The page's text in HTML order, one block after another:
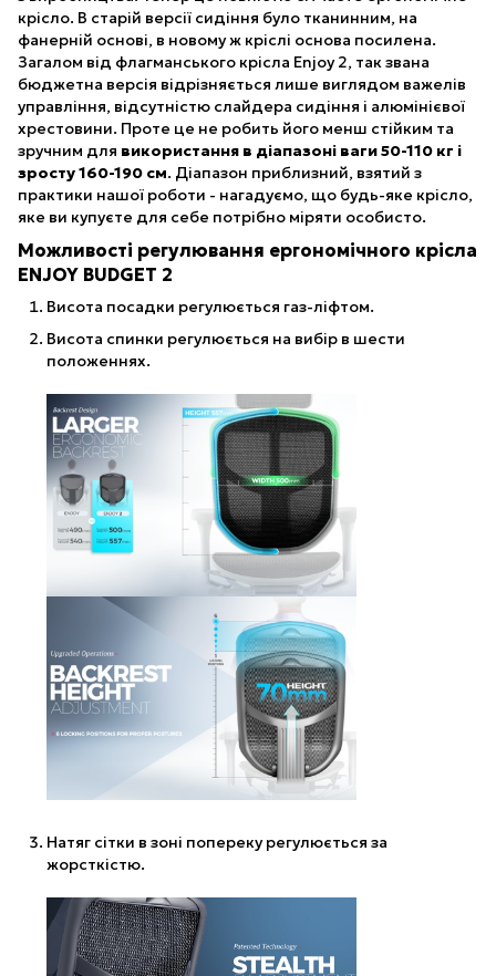
крісло. В старій версії сидіння було тканинним, на
фанерній основі, в новому ж кріслі основа посилена.
Загалом від флагманського крісла Enjoy 2, так звана
бюджетна версія відрізняється лише виглядом важелів
управління, відсутністю слайдера сидіння і алюмінієвої
хрестовини. Проте це не робить його менш стійким та
зручним для використання в діапазоні ваги 50-110 кг і
зросту 160-190 см. Діапазон приблизний, взятий з
практики нашої роботи - нагадуємо, що будь-яке крісло,
яке ви купуєте для себе потрібно міряти особисто.
Можливості регулювання ергономічного крісла
ENJOY BUDGET 2
Висота посадки регулюється газ-ліфтом.
Висота спинки регулюється на вибір в шести
положеннях.
Натяг сітки в зоні попереку регулюється за
жорсткістю.